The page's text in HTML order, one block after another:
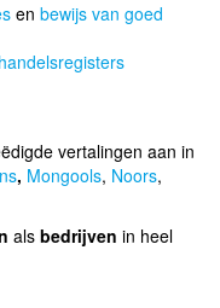
en bewijs van goed
handelsregisters
vertalingen aan in
, Mongools, Noors,
als bedrijven in heel